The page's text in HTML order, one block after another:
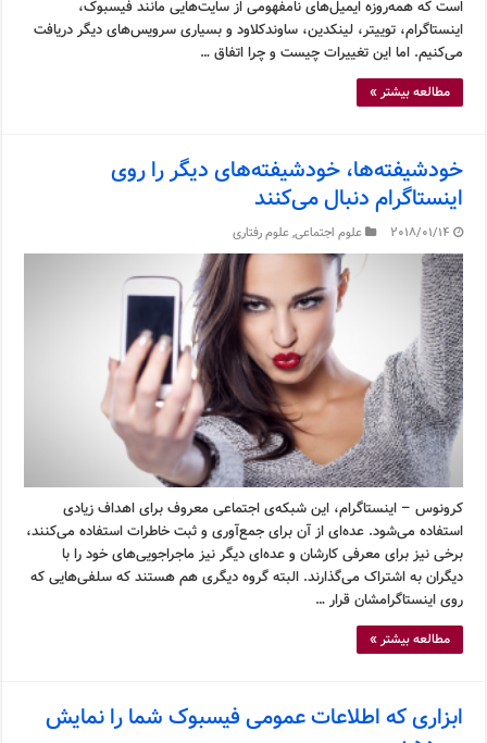
است که همه‌روزه ایمیل‌های نامفهومی از سایت‌هایی مانند فیسبوک،
اینستاگرام، توییتر، لینکدین، ساوندکلاود و بسیاری سرویس‌های دیگر دریافت
می‌کنیم. اما این تغییرات چیست و چرا اتفاق …
مطالعه بیشتر »
خودشیفته‌ها، خودشیفته‌های دیگر را روی
اینستاگرام دنبال می‌کنند
2018/01/14 علوم اجتماعی,علوم رفتاری
کرونوس – اینستاگرام، این شبکه‌ی اجتماعی معروف برای اهداف زیادی
استفاده می‌شود. عده‌ای از آن برای جمع‌آوری و ثبت خاطرات استفاده می‌کنند،
برخی نیز برای معرفی کارشان و عده‌ای دیگر نیز ماجراجویی‌های خود را با
دیگران به اشتراک می‌گذارند. البته گروه دیگری هم هستند که سلفی‌هایی که
روی اینستاگرامشان قرار …
مطالعه بیشتر »
ابزاری که اطلاعات عمومی فیسبوک شما را نمایش